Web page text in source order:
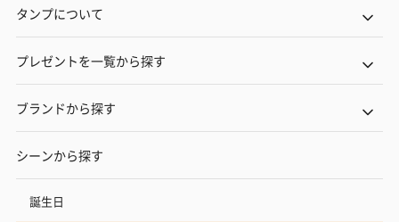
タンプについて
プレゼントを一覧から探す
ブランドから探す
シーンから探す
誕生日